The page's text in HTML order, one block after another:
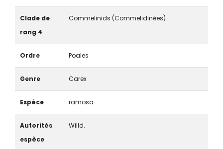
Clade de
rang 4
Commelinids (Commelidinées)
Ordre Poales
Genre Carex
Espèce ramosa
Autorités
espèce
Willd.